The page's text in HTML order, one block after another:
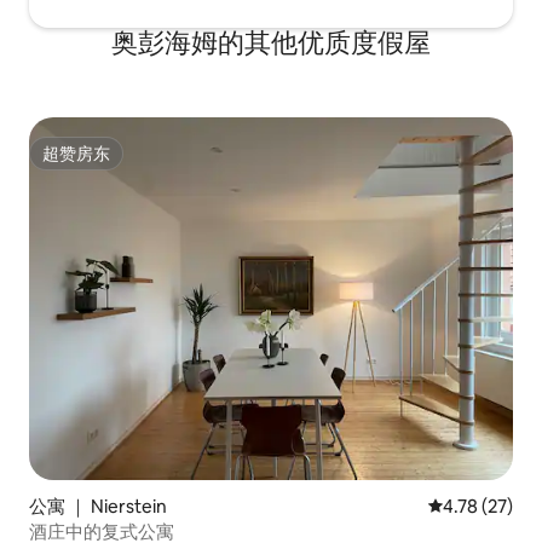
奥彭海姆的其他优质度假屋
超赞房东
超赞房东
公寓 ｜ Nierstein 平均评分
4.78 (27)
酒庄中的复式公寓